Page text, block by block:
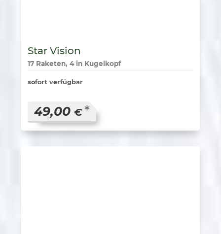
Star Vision
17 Raketen, 4 in Kugelkopf
sofort verfügbar
49,00 € *